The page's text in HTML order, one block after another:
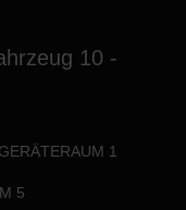
10 -
GERÄTERAUM 1
5